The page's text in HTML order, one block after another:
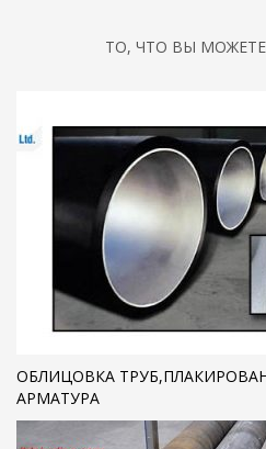
ТО, ЧТО ВЫ
ОБЛИЦОВКА
АРМАТУРА